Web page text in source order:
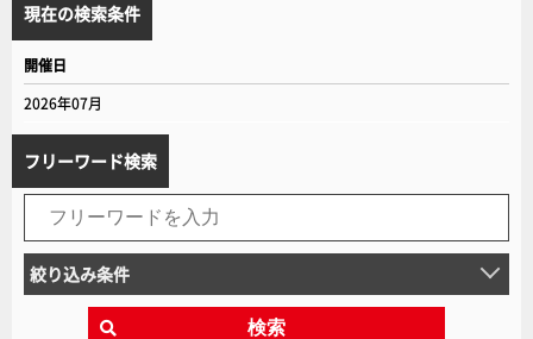
現在の検索条件
開催日
2026年07月
フリーワード検索
絞り込み条件
検索